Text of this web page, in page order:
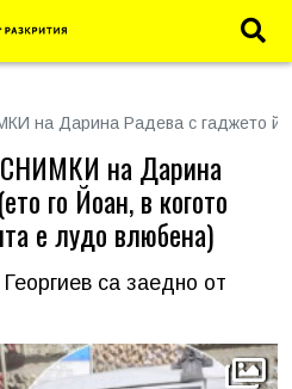
на Дарина Радева с гаджето й!
на Дарина
го Йоан, в когото
е лудо влюбена)
са заедно от